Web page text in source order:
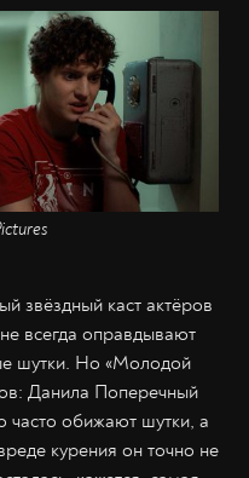
звёздный каст актёров
всегда оправдывают
шутки. Но «Молодой
Данила Поперечный
часто обижают шутки, а
курения он точно не